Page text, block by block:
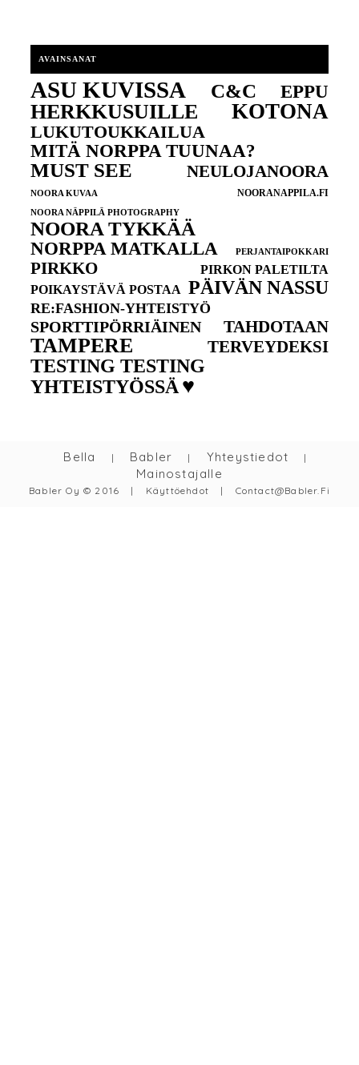
AVAINSANAT
ASU KUVISSA C&C EPPU
HERKKUSUILLE KOTONA
LUKUTOUKKAILUA
MITÄ NORPPA TUUNAA?
MUST SEE NEULOJANOORA
NOORA KUVAA NOORANAPPILA.FI
NOORA NÄPPILÄ PHOTOGRAPHY
NOORA TYKKÄÄ
NORPPA MATKALLA PERJANTAIPOKKARI
PIRKKO
PIRKON PALETILTA
POIKAYSTÄVÄ POSTAA PÄIVÄN NASSU
RE:FASHION-YHTEISTYÖ
SPORTTIPÖRRIÄINEN TAHDOTAAN
TAMPERE TERVEYDEKSI
TESTING TESTING
YHTEISTYÖSSÄ♥
Bella | Babler | Yhteystiedot |
Mainostajalle
Babler Oy © 2016 | Käyttöehdot | Contact@babler.fi